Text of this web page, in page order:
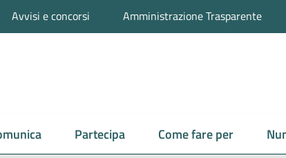
Avvisi e concorsi Amministrazione Trasparente
Partecipa Come fare per